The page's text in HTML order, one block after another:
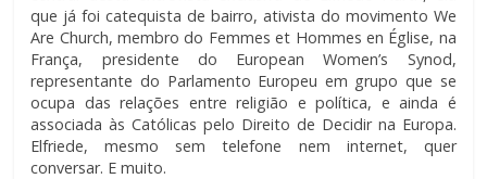
que já foi catequista de bairro, ativista do movimento We
Are Church, membro do Femmes et Hommes en Église, na
França, presidente do European Women’s Synod,
representante do Parlamento Europeu em grupo que se
ocupa das relações entre religião e política, e ainda é
associada às Católicas pelo Direito de Decidir na Europa.
Elfriede, mesmo sem telefone nem internet, quer
conversar. E muito.